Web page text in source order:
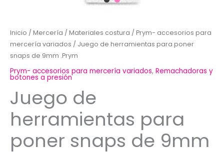
Inicio / Mercería / Materiales costura / Prym- accesorios para
mercería variados / Juego de herramientas para poner
snaps de 9mm .Prym
Prym- accesorios para mercería variados, Remachadoras y
botones a presión
Juego de
herramientas para
poner snaps de 9mm